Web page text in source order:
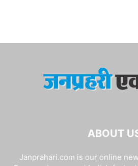
ABOUT
Janprahari.com is our online